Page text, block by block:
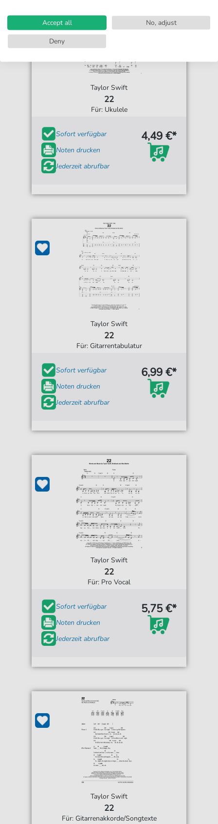
Taylor Swift
22
Für: Ukulele
Sofort verfügbar
Noten drucken
Jederzeit abrufbar
4,49 €*
Taylor Swift
22
Für: Gitarrentabulatur
Sofort verfügbar
Noten drucken
Jederzeit abrufbar
6,99 €*
Taylor Swift
22
Für: Pro Vocal
Sofort verfügbar
Noten drucken
Jederzeit abrufbar
5,75 €*
Taylor Swift
22
Für: Gitarrenakkorde/Songtexte
Accept all
No, adjust
Deny